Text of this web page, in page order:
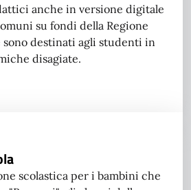
anche in versione digitale
su fondi della Regione
sono destinati agli studenti in
disagiate.
scolastica per i bambini che